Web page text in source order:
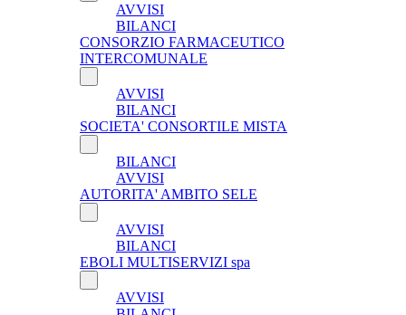
AVVISI
BILANCI
CONSORZIO FARMACEUTICO
INTERCOMUNALE
AVVISI
BILANCI
SOCIETA' CONSORTILE MISTA
BILANCI
AVVISI
AUTORITA' AMBITO SELE
AVVISI
BILANCI
EBOLI MULTISERVIZI spa
AVVISI